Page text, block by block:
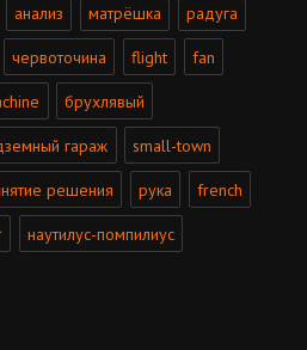
анализ матрёшка радуга
червоточина flight fan
брухлявый
гараж small-town
решения рука french
наутилус-помпилиус